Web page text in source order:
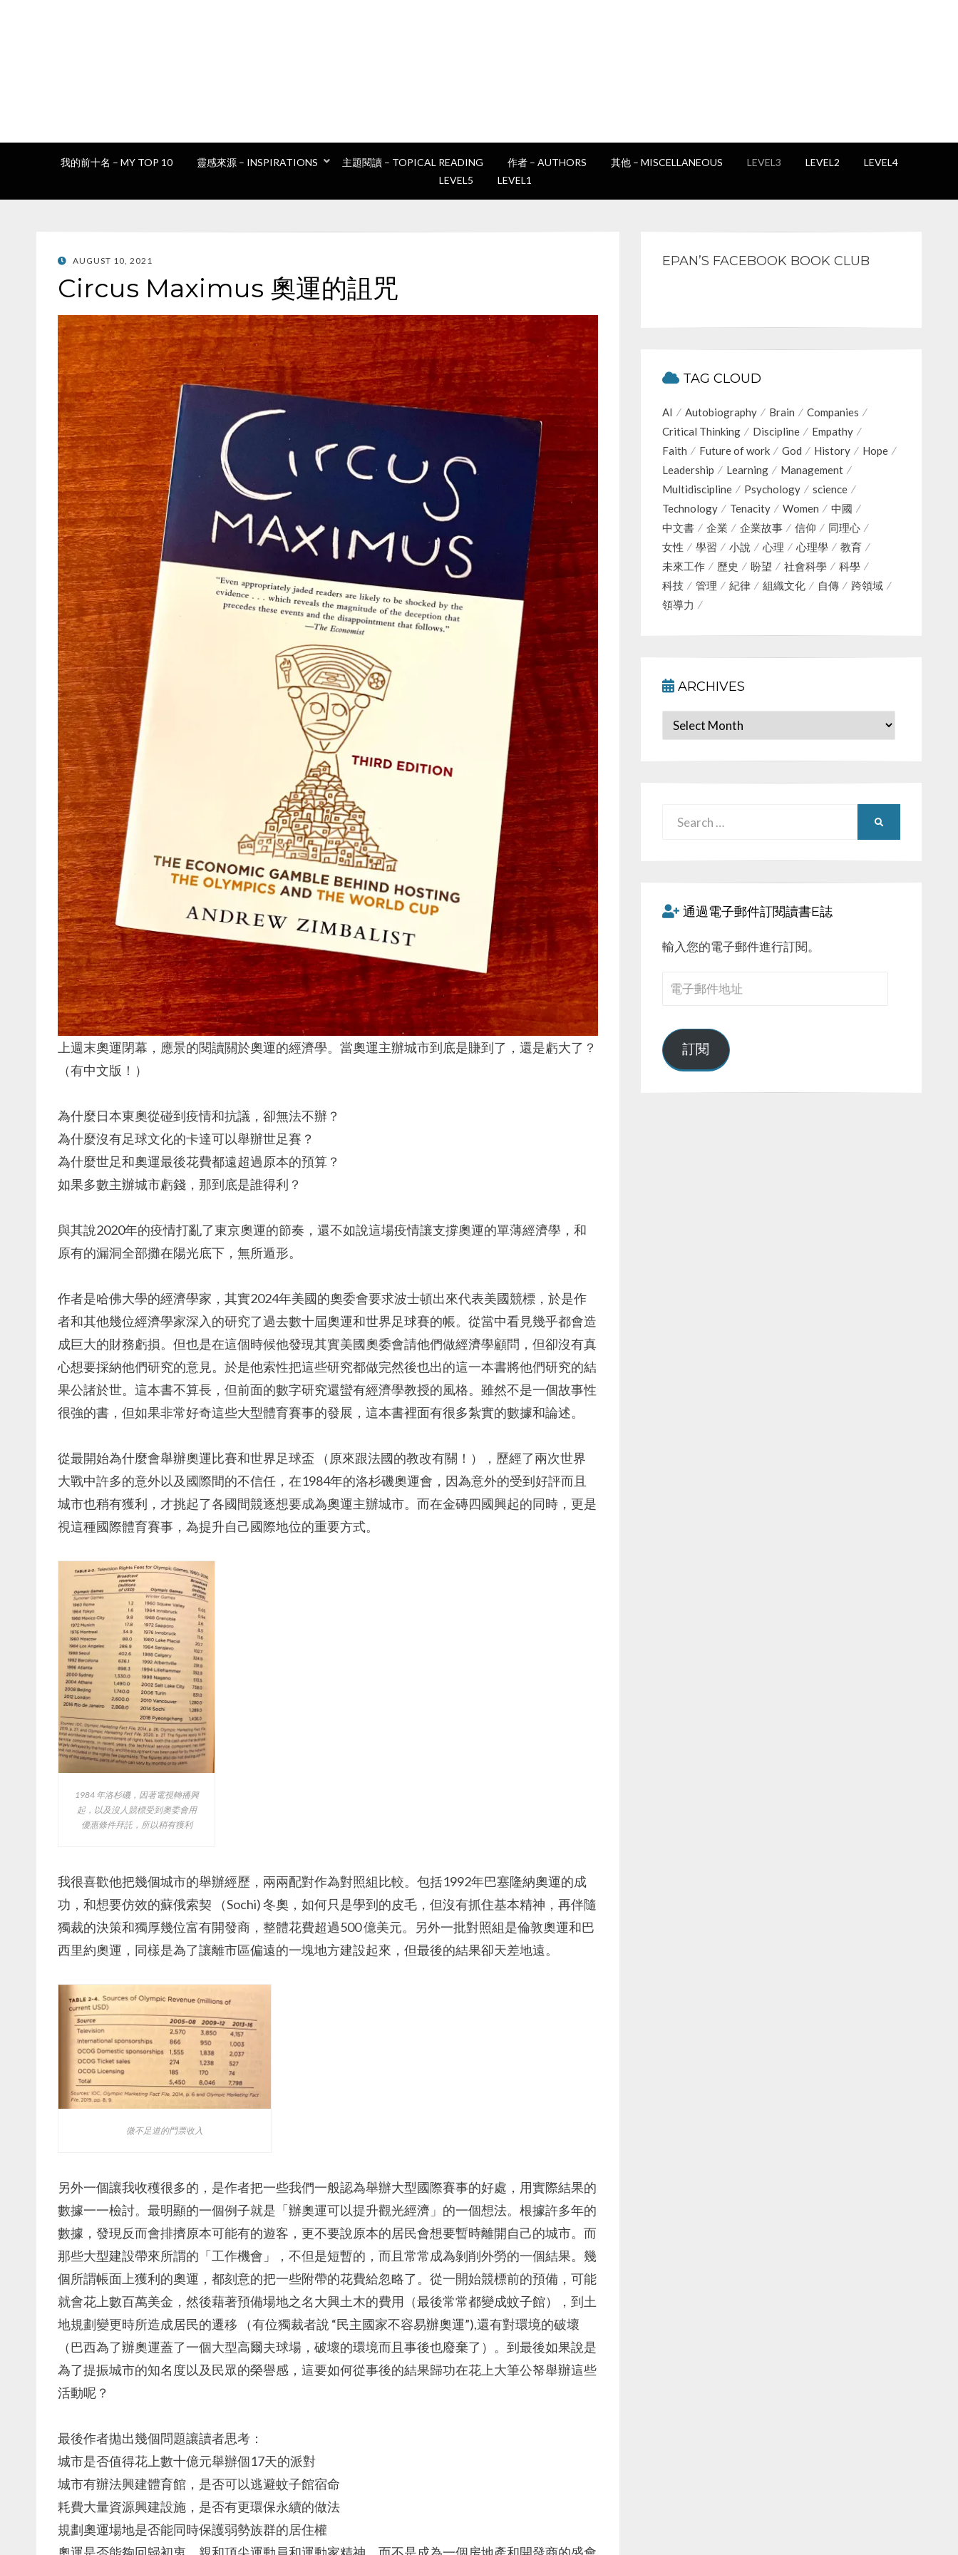
我的前十名 – MY TOP 10 靈感來源 – INSPIRATIONS 主題閱讀 – TOPICAL READING 作者 – AUTHORS 其他 – MISCELLANEOUS LEVEL3 LEVEL2
LEVEL4
LEVEL5
LEVEL1
POSTED
AUGUST 10, 2021
Circus Maximus 奧運的詛咒
上週末奧運閉幕，應景的閱讀關於奧運的經濟學。當奧運主辦城市到底是賺到了，還是虧大了？
（有中文版！）
為什麼日本東奧從碰到疫情和抗議，卻無法不辦？
為什麼沒有足球文化的卡達可以舉辦世足賽？
為什麼世足和奧運最後花費都遠超過原本的預算？
如果多數主辦城市虧錢，那到底是誰得利？
與其說2020年的疫情打亂了東京奧運的節奏，還不如說這場疫情讓支撐奧運的單薄經濟學，和
原有的漏洞全部攤在陽光底下，無所遁形。
作者是哈佛大學的經濟學家，其實2024年美國的奧委會要求波士頓出來代表美國競標，於是作
者和其他幾位經濟學家深入的研究了過去數十屆奧運和世界足球賽的帳。從當中看見幾乎都會造
成巨大的財務虧損。但也是在這個時候他發現其實美國奧委會請他們做經濟學顧問，但卻沒有真
心想要採納他們研究的意見。於是他索性把這些研究都做完然後也出的這一本書將他們研究的結
果公諸於世。這本書不算長，但前面的數字研究還蠻有經濟學教授的風格。雖然不是一個故事性
很強的書，但如果非常好奇這些大型體育賽事的發展，這本書裡面有很多紮實的數據和論述。
從最開始為什麼會舉辦奧運比賽和世界足球盃 （原來跟法國的教改有關！），歷經了兩次世界
大戰中許多的意外以及國際間的不信任，在1984年的洛杉磯奧運會，因為意外的受到好評而且
城市也稍有獲利，才挑起了各國間競逐想要成為奧運主辦城市。而在金磚四國興起的同時，更是
視這種國際體育賽事，為提升自己國際地位的重要方式。
1984 年洛杉磯，因著電視轉播興
起，以及沒人競標受到奧委會用
優惠條件拜託，所以稍有獲利
我很喜歡他把幾個城市的舉辦經歷，兩兩配對作為對照組比較。包括1992年巴塞隆納奧運的成
功，和想要仿效的蘇俄索契 （Sochi) 冬奧，如何只是學到的皮毛，但沒有抓住基本精神，再伴隨
獨裁的決策和獨厚幾位富有開發商，整體花費超過500 億美元。另外一批對照組是倫敦奧運和巴
西里約奧運，同樣是為了讓離市區偏遠的一塊地方建設起來，但最後的結果卻天差地遠。
微不足道的門票收入
另外一個讓我收穫很多的，是作者把一些我們一般認為舉辦大型國際賽事的好處，用實際結果的
數據一一檢討。最明顯的一個例子就是「辦奧運可以提升觀光經濟」的一個想法。根據許多年的
數據，發現反而會排擠原本可能有的遊客，更不要說原本的居民會想要暫時離開自己的城市。而
那些大型建設帶來所謂的「工作機會」，不但是短暫的，而且常常成為剝削外勞的一個結果。幾
個所謂帳面上獲利的奧運，都刻意的把一些附帶的花費給忽略了。從一開始競標前的預備，可能
就會花上數百萬美金，然後藉著預備場地之名大興土木的費用（最後常常都變成蚊子館），到土
地規劃變更時所造成居民的遷移 （有位獨裁者說 “民主國家不容易辦奧運”),還有對環境的破壞
（巴西為了辦奧運蓋了一個大型高爾夫球場，破壞的環境而且事後也廢棄了）。到最後如果說是
為了提振城市的知名度以及民眾的榮譽感，這要如何從事後的結果歸功在花上大筆公帑舉辦這些
活動呢？
最後作者拋出幾個問題讓讀者思考：
城市是否值得花上數十億元舉辦個17天的派對
城市有辦法興建體育館，是否可以逃避蚊子館宿命
耗費大量資源興建設施，是否有更環保永續的做法
規劃奧運場地是否能同時保護弱勢族群的居住權
EPAN’S FACEBOOK BOOK CLUB
TAG CLOUD
AI Autobiography Brain
Companies
Critical Thinking
Discipline
Empathy
Faith
Future of work God History
Hope
Leadership
Learning
Management
Multidiscipline
Psychology
science
Technology
Tenacity Women
中國
中文書
企業 企業故事 信仰
同理心
女性
學習 小說 心理 心理學
教育
未來工作
歷史 盼望 社會科學
科學
科技
管理 紀律 組織文化 自傳
跨領域
領導力
ARCHIVES
Archives
通過電子郵件訂閱讀書E誌
輸入您的電子郵件進行訂閱。
電
件
地
訂閱